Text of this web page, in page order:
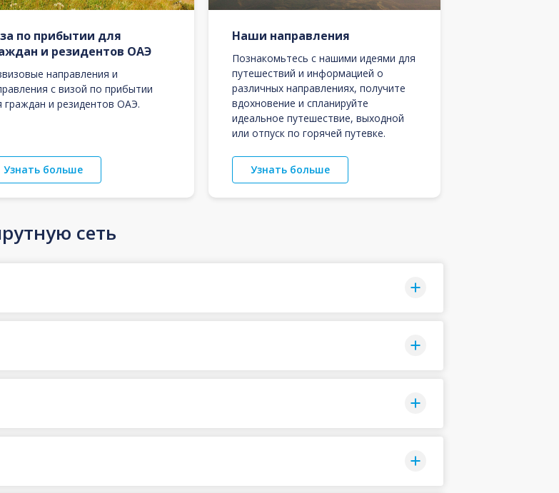
по прибытии для
и резидентов ОАЭ
направления и
с визой по прибытии
граждан и резидентов ОАЭ.
Узнать больше
Наши направления
Познакомьтесь с нашими идеями для
путешествий и информацией о
различных направлениях, получите
вдохновение и спланируйте
идеальное путешествие, выходной
или отпуск по горячей путевке.
Узнать больше
сеть